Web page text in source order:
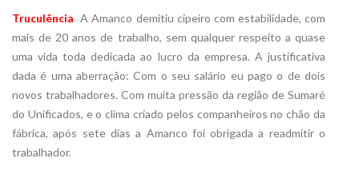
Truculência  A Amanco demitiu cipeiro com estabilidade, com
mais de 20 anos de trabalho, sem qualquer respeito a quase
uma vida toda dedicada ao lucro da empresa. A justificativa
dada é uma aberração: Com o seu salário eu pago o de dois
novos trabalhadores. Com muita pressão da região de Sumaré
do Unificados, e o clima criado pelos companheiros no chão da
fábrica, após sete dias a Amanco foi obrigada a readmitir o
trabalhador.